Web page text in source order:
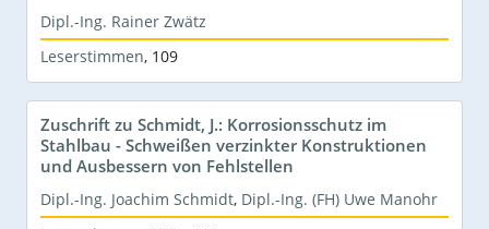
Dipl.-Ing. Rainer Zwätz
Leserstimmen, 109
Zuschrift zu Schmidt, J.: Korrosionsschutz im
Stahlbau - Schweißen verzinkter Konstruktionen
und Ausbessern von Fehlstellen
Dipl.-Ing. Joachim Schmidt, Dipl.-Ing. (FH) Uwe Manohr